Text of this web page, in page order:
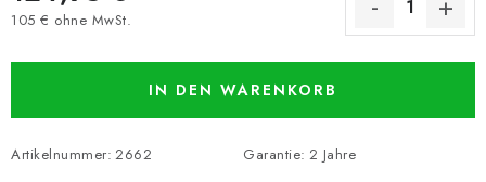
105 € ohne MwSt.
IN DEN WARENKORB
Artikelnummer: 2662 Garantie: 2 Jahre